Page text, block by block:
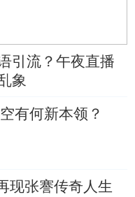
引流？午夜直播
象
有何新本领？
现张謇传奇人生